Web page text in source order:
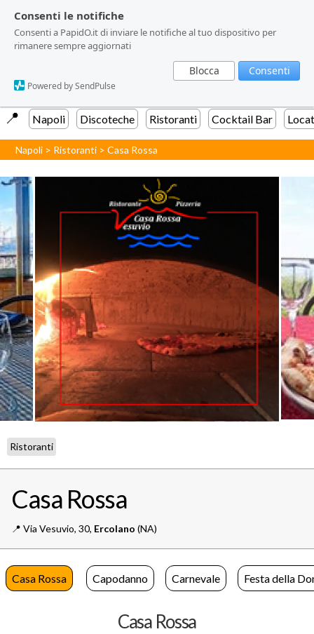
Consenti le notifiche
Consenti a PapidO.it di inviare le notifiche al tuo dispositivo per
rimanere sempre aggiornati
Blocca Consenti
Powered by SendPulse
Consenti le notifiche
Consenti a PapidO.it di inviare le notifiche al tuo dispositivo per
rimanere sempre aggiornati
Blocca Consenti
Powered by SendPulse
📍️ Napoli Discoteche Ristoranti Cocktail Bar
Napoli > Ristoranti >Casa Rossa
Ristoranti
Casa Rossa
📍️ Via Vesuvio, 30, Ercolano (NA)
Casa Rossa Capodanno Carnevale Festa della
Casa Rossa